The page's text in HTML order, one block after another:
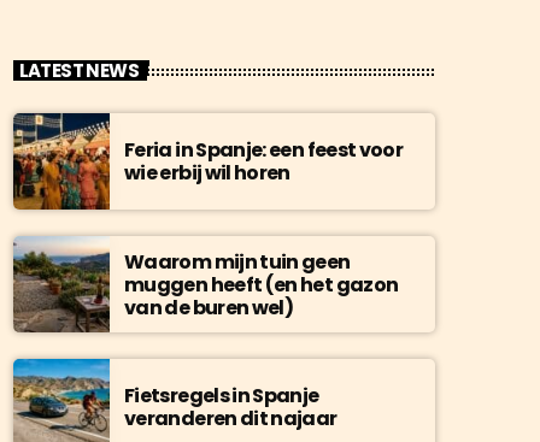
LATEST NEWS
Feria in Spanje: een feest voor
wie erbij wil horen
Waarom mijn tuin geen
muggen heeft (en het gazon
van de buren wel)
Fietsregels in Spanje
veranderen dit najaar